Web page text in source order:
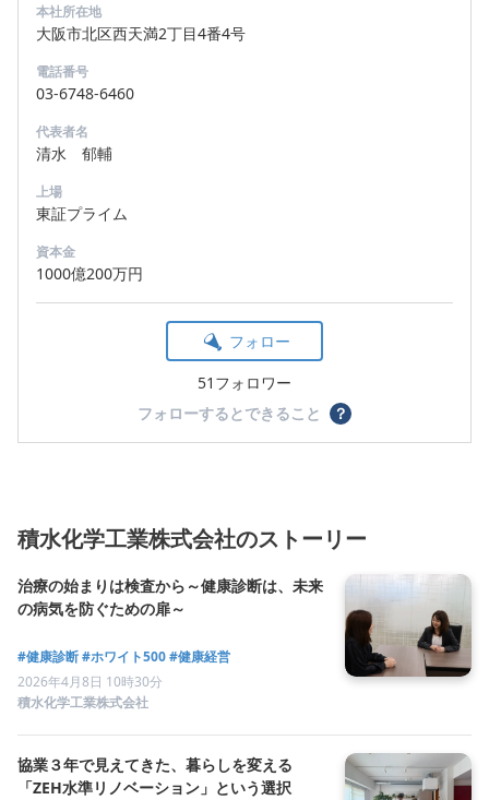
本社所在地
大阪市北区西天満2丁目4番4号
電話番号
03-6748-6460
代表者名
清水 郁輔
上場
東証プライム
資本金
1000億200万円
フォロー
51フォロワー
フォローするとできること
？
積水化学工業株式会社のストーリー
治療の始まりは検査から～健康診断は、未来
の病気を防ぐための扉～
#健康診断#ホワイト500#健康経営
2026年4月8日 10時30分
積水化学工業株式会社
協業３年で見えてきた、暮らしを変える
「ZEH水準リノベーション」という選択